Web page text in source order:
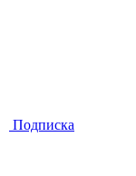
Подписка